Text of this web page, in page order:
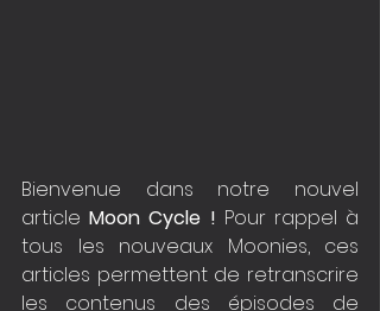
Bienvenue dans notre nouvel
article Moon Cycle ! Pour rappel à
tous les nouveaux Moonies, ces
articles permettent de retranscrire
les contenus des épisodes de